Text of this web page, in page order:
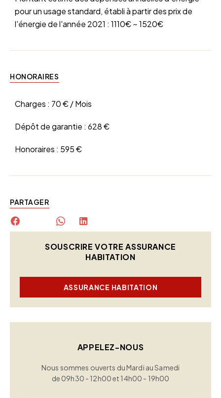
pour un usage standard, établi à partir des prix de
l'énergie de l'année 2021 : 1110€ ~ 1520€
HONORAIRES
Charges : 70 € / Mois
Dépôt de garantie : 628 €
Honoraires : 595 €
PARTAGER
SOUSCRIRE VOTRE ASSURANCE
HABITATION
ASSURANCE HABITATION
APPELEZ-NOUS
Nous sommes ouverts du Mardi au Samedi
de 09h30 - 12h00 et 14h00 - 19h00